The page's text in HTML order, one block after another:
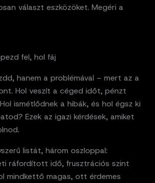
választ eszközöket. Megéri a
fel, hol fáj
hanem a problémával – mert az a
Hol veszít a céged időt, pénzt
ismétlődnek a hibák, és hol égsz ki
Ezek az igazi kérdések, amiket
listát, három oszloppal:
ráfordított idő, frusztrációs szint
mindkettő magas, ott érdemes